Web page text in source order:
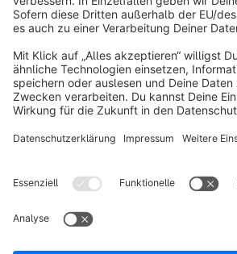
Notice: * All prices are quoted net of the